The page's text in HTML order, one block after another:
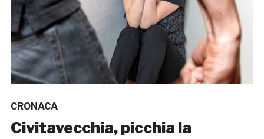
CRONACA
Civitavecchia, picchia la